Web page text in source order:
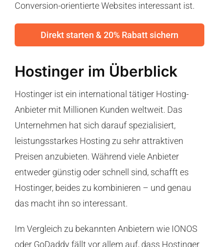
Conversion-orientierte Websites interessant ist.
Direkt starten & 20% Rabatt sichern
Hostinger im Überblick
Hostinger ist ein international tätiger Hosting-
Anbieter mit Millionen Kunden weltweit. Das
Unternehmen hat sich darauf spezialisiert,
leistungsstarkes Hosting zu sehr attraktiven
Preisen anzubieten. Während viele Anbieter
entweder günstig oder schnell sind, schafft es
Hostinger, beides zu kombinieren – und genau
das macht ihn so interessant.
Im Vergleich zu bekannten Anbietern wie IONOS
oder GoDaddyfällt vor allem auf, dass Hostinger